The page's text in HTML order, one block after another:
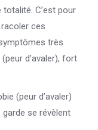
C’est pour
ces
très
d’avaler), fort
(peur d’avaler)
se révèlent